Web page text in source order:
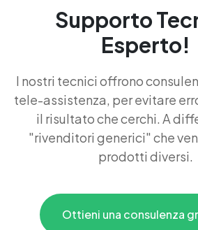
Supporto
Esperto!
I nostri tecnici offrono
tele-assistenza, per evitare
il risultato che cerchi. A
"rivenditori generici" che
prodotti diversi.
Ottieni una consulenza